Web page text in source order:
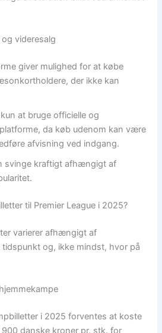
videresalg
giver mulighed for at købe
der ikke kan
at bruge officielle og
da køb udenom kan være
afvisning ved indgang.
svinge kraftigt afhængigt af
til Premier League i 2025?
varierer afhængigt af
og, ikke mindst, hvor på
i 2025 forventes at koste
danske kroner pr. stk. for